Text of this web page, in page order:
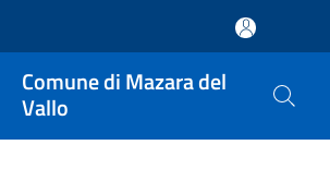
Comune di Mazara del
Vallo